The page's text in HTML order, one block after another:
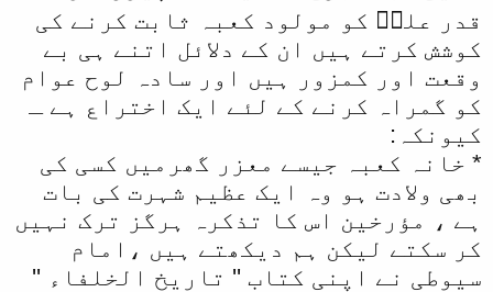
قدر علیؓ کو مولود کعبہ ثابت کرنے کی
کوشش کرتے ہیں ان کے دلائل اتنے ہی بے
وقعت اور کمزور ہیں اور سادہ لوح عوام
کو گمراہ کرنے کے لئے ایک اختراع ہے ـ
کیونکہ:
* خانہ کعبہ جیسے معزر گھرمیں کسی کی
بھی ولادت ہو وہ ایک عظیم شہرت کی بات
ہے ، مؤرخین اس کا تذکرہ ہرگز ترک نہیں
کر سکتے لیکن ہم دیکھتے ہیں ،امام
سیوطی نے اپنی کتاب '' تاریخ الخلفاء ''